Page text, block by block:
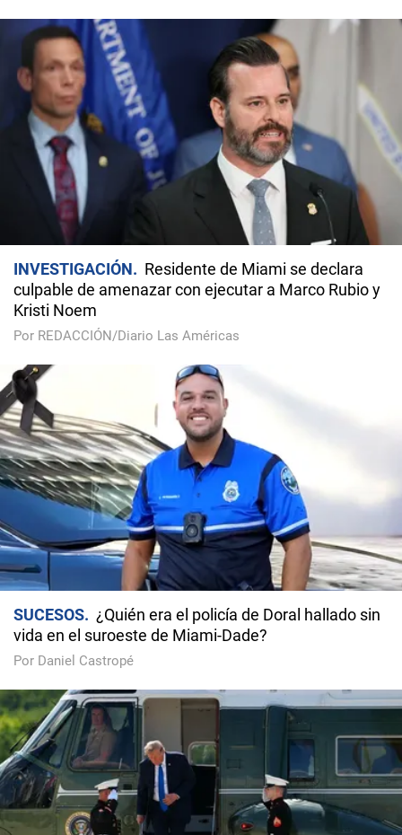
INVESTIGACIÓN
Residente de Miami se declara
culpable de amenazar con ejecutar a Marco Rubio y
Kristi Noem
Por REDACCIÓN/Diario Las Américas
SUCESOS
¿Quién era el policía de Doral hallado sin
vida en el suroeste de Miami-Dade?
Por Daniel Castropé